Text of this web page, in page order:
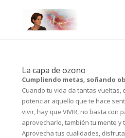
La capa de ozono
Cumpliendo metas, soñando
Cuando tu vida da tantas vueltas,
potenciar aquello que te hace
vivir, hay que VIVIR, no basta con
aprovecharlo, también tu mente y
Aprovecha tus cualidades,